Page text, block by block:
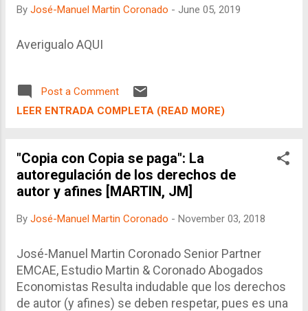
By José-Manuel Martin Coronado - June 05, 2019
Averigualo AQUI
Post a Comment
LEER ENTRADA COMPLETA (READ MORE)
"Copia con Copia se paga": La
autoregulación de los derechos de
autor y afines [MARTIN, JM]
By José-Manuel Martin Coronado - November 03, 2018
José-Manuel Martin Coronado Senior Partner
EMCAE, Estudio Martin & Coronado Abogados
Economistas Resulta indudable que los derechos
de autor (y afines) se deben respetar, pues es una